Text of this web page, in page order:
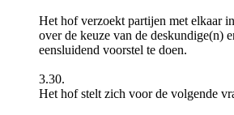
Het hof verzoekt partijen met elkaar
over de keuze van de deskundige(n)
eensluidend voorstel te doen.
3.30.
Het hof stelt zich voor de volgende